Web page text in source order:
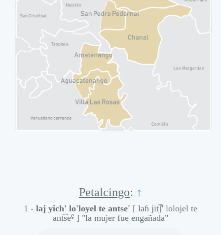
Petalcingo: ↑
1 - laj yich' lo'loyel te antse' [ laɦ jit͡ʃ' lolojel te
ant͡seḛ ] "la mujer fue engañada"